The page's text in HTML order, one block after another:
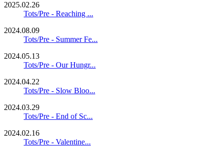
2025.02.26
Tots/Pre - Reaching ...
2024.08.09
Tots/Pre - Summer Fe...
2024.05.13
Tots/Pre - Our Hungr...
2024.04.22
Tots/Pre - Slow Bloo...
2024.03.29
Tots/Pre - End of Sc...
2024.02.16
Tots/Pre - Valentine...